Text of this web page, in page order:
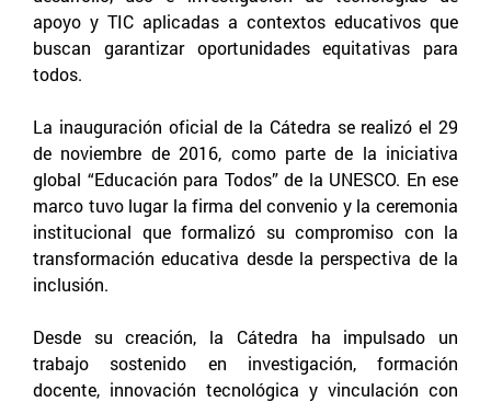
apoyo y TIC aplicadas a contextos educativos que
buscan garantizar oportunidades equitativas para
todos.
La inauguración oficial de la Cátedra se realizó el 29
de noviembre de 2016, como parte de la iniciativa
global “Educación para Todos” de la UNESCO. En ese
marco tuvo lugar la firma del convenio y la ceremonia
institucional que formalizó su compromiso con la
transformación educativa desde la perspectiva de la
inclusión.
Desde su creación, la Cátedra ha impulsado un
trabajo sostenido en investigación, formación
docente, innovación tecnológica y vinculación con